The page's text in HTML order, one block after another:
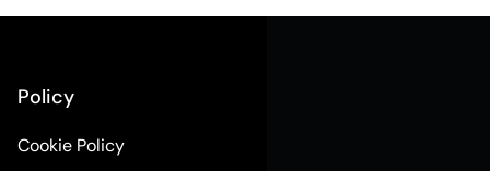
Policy
Cookie Policy